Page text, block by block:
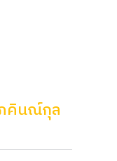
คินณ์กุล